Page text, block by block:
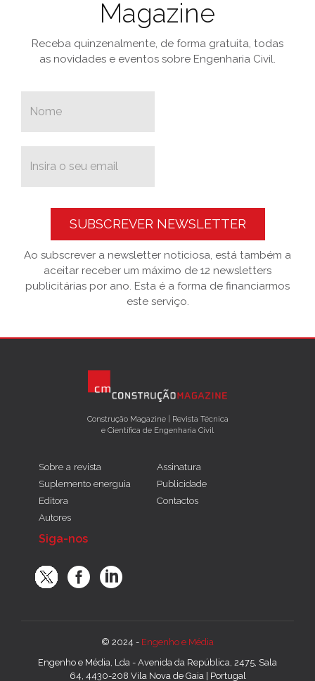
Magazine
Receba quinzenalmente, de forma gratuita, todas
as novidades e eventos sobre Engenharia Civil.
SUBSCREVER NEWSLETTER
Ao subscrever a newsletter noticiosa, está também a
aceitar receber um máximo de 12 newsletters
publicitárias por ano. Esta é a forma de financiarmos
este serviço.
Construção Magazine | Revista Técnica
e Científica de Engenharia Civil
Sobre a revista
Suplemento energuia
Editora
Autores
Assinatura
Publicidade
Contactos
Siga-nos
© 2024 - Engenho e Média
Engenho e Média, Lda - Avenida da República, 2475, Sala
64, 4430-208 Vila Nova de Gaia | Portugal